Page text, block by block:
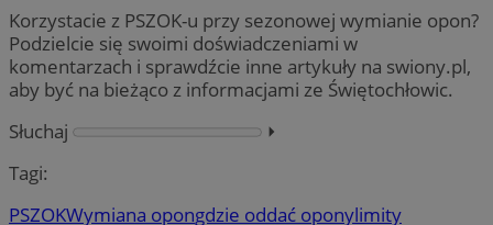
Korzystacie z PSZOK-u przy sezonowej wymianie opon?
Podzielcie się swoimi doświadczeniami w
komentarzach i sprawdźcie inne artykuły na swiony.pl,
aby być na bieżąco z informacjami ze Świętochłowic.
Słuchaj
⏵︎
Tagi:
PSZOKWymiana opongdzie oddać oponylimity